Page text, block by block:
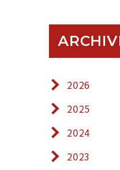
2026
2025
2024
2023